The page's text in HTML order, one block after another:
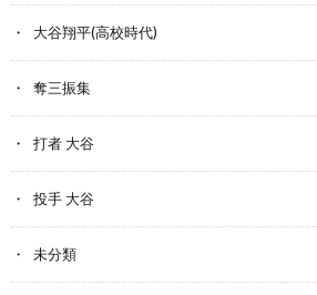
大谷翔平(高校時代)
奪三振集
打者 大谷
投手 大谷
未分類